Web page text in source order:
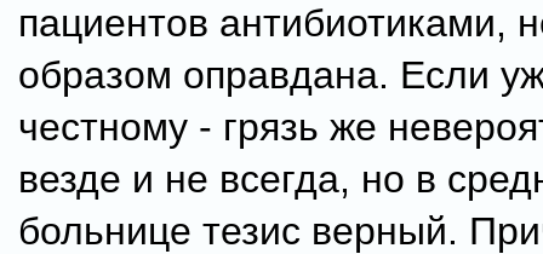
пациентов антибиотиками,
образом оправдана. Если
честному - грязь же
везде и не всегда, но в
больнице тезис верный.